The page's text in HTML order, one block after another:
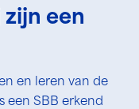
een
en leren van de
een SBB erkend